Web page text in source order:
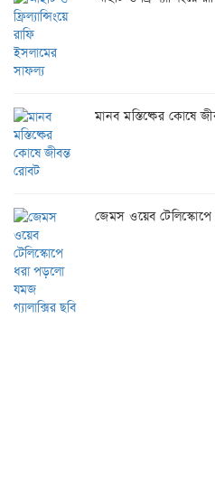
মানব মস্তিষ্কের কোষে
জেমস ওয়েব